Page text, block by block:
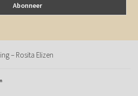
– Rosita Elizen